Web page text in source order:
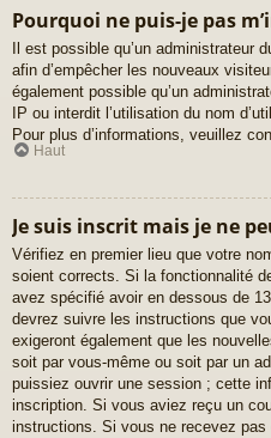
Pourquoi ne puis-je pas
Il est possible qu’un administrateur
afin d’empêcher les nouveaux
également possible qu’un
IP ou interdit l’utilisation du nom
Pour plus d’informations, veuillez
Haut
Je suis inscrit mais je ne
Vérifiez en premier lieu que votre
soient corrects. Si la fonctionnalité
avez spécifié avoir en dessous de
devrez suivre les instructions que
exigeront également que les
soit par vous-même ou soit par un
puissiez ouvrir une session ; cette
inscription. Si vous aviez reçu un
instructions. Si vous ne recevez